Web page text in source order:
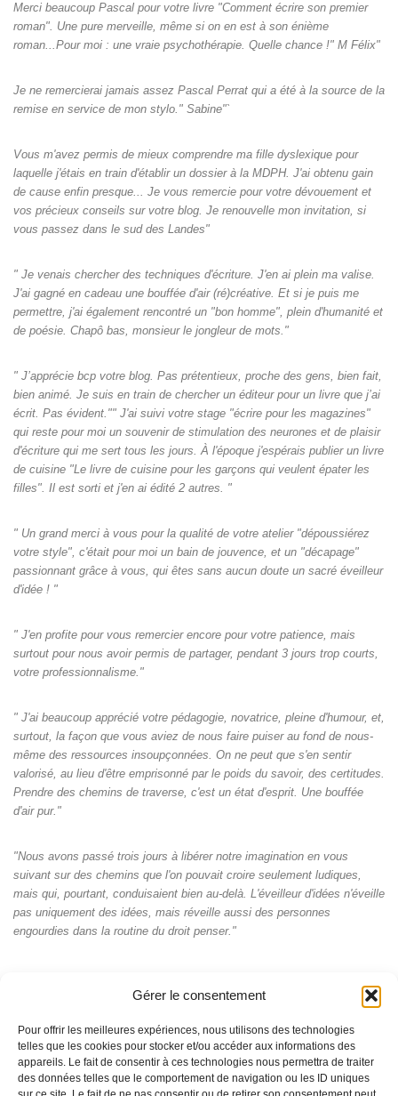
Gérer le consentement
Pour offrir les meilleures expériences, nous utilisons des technologies
telles que les cookies pour stocker et/ou accéder aux informations des
appareils. Le fait de consentir à ces technologies nous permettra de traiter
des données telles que le comportement de navigation ou les ID uniques
Merci beaucoup Pascal pour votre livre "Comment écrire son premier
roman". Une pure merveille, même si on en est à son énième
roman...Pour moi : une vraie psychothérapie. Quelle chance !" M Félix"
Je ne remercierai jamais assez Pascal Perrat qui a été à la source de la
remise en service de mon stylo." Sabine"`
Vous m'avez permis de mieux comprendre ma fille dyslexique pour
laquelle j'étais en train d'établir un dossier à la MDPH. J'ai obtenu gain
de cause enfin presque... Je vous remercie pour votre dévouement et
vos précieux conseils sur votre blog. Je renouvelle mon invitation, si
vous passez dans le sud des Landes"
" Je venais chercher des techniques d'écriture. J'en ai plein ma valise.
J'ai gagné en cadeau une bouffée d'air (ré)créative. Et si je puis me
permettre, j'ai également rencontré un "bon homme", plein d'humanité et
de poésie. Chapô bas, monsieur le jongleur de mots."
" J’apprécie bcp votre blog. Pas prétentieux, proche des gens, bien fait,
bien animé. Je suis en train de chercher un éditeur pour un livre que j’ai
écrit. Pas évident."" J'ai suivi votre stage "écrire pour les magazines"
qui reste pour moi un souvenir de stimulation des neurones et de plaisir
d'écriture qui me sert tous les jours. À l'époque j'espérais publier un livre
de cuisine "Le livre de cuisine pour les garçons qui veulent épater les
filles". Il est sorti et j'en ai édité 2 autres. "
" Un grand merci à vous pour la qualité de votre atelier "dépoussiérez
votre style", c'était pour moi un bain de jouvence, et un "décapage"
passionnant grâce à vous, qui êtes sans aucun doute un sacré éveilleur
d'idée ! "
" J'en profite pour vous remercier encore pour votre patience, mais
surtout pour nous avoir permis de partager, pendant 3 jours trop courts,
votre professionnalisme."
" J'ai beaucoup apprécié votre pédagogie, novatrice, pleine d'humour, et,
surtout, la façon que vous aviez de nous faire puiser au fond de nous-
même des ressources insoupçonnées. On ne peut que s'en sentir
valorisé, au lieu d'être emprisonné par le poids du savoir, des certitudes.
Prendre des chemins de traverse, c'est un état d'esprit. Une bouffée
d'air pur."
"Nous avons passé trois jours à libérer notre imagination en vous
suivant sur des chemins que l'on pouvait croire seulement ludiques,
mais qui, pourtant, conduisaient bien au-delà. L'éveilleur d'idées n'éveille
pas uniquement des idées, mais réveille aussi des personnes
engourdies dans la routine du droit penser."